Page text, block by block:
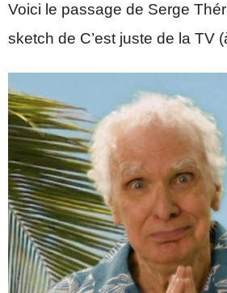
Voici le passage de Serge
sketch de C’est juste de la TV